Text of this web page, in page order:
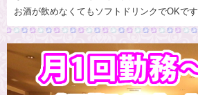
お酒が飲めなくてもソフトドリンクでOKで